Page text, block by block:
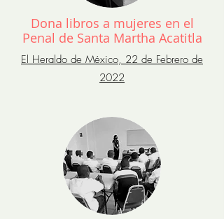
Dona libros a mujeres en el
Penal de Santa Martha Acatitla
El Heraldo de México, 22 de Febrero de
2022